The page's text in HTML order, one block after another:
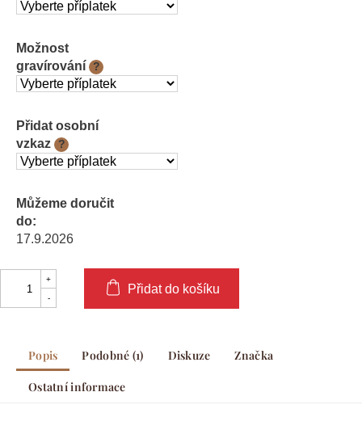
Možnost
gravírování
?
Přidat osobní
vzkaz
?
Můžeme doručit
do:
17.9.2026
Přidat do košíku
Popis Podobné (1) Diskuze Značka
Ostatní informace